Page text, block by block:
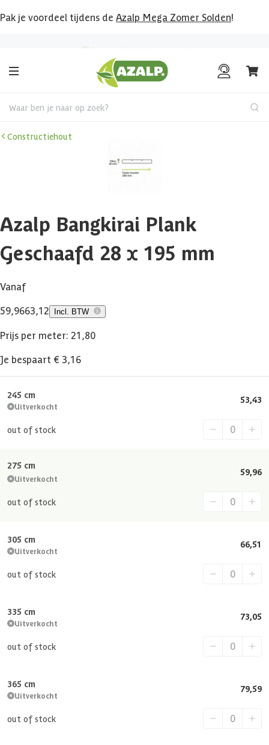
Pak je voordeel tijdens de Azalp Mega Zomer Solden!
Waar ben je naar op zoek?
Constructiehout
Azalp Bangkirai Plank
Geschaafd 28 x 195 mm
Vanaf
59,9663,12 Incl. BTW
Prijs per meter: 21,80
Je bespaart € 3,16
245 cm
Uitverkocht
out of stock
53,43
275 cm
Uitverkocht
out of stock
59,96
305 cm
Uitverkocht
out of stock
66,51
335 cm
Uitverkocht
out of stock
73,05
365 cm
Uitverkocht
out of stock
79,59